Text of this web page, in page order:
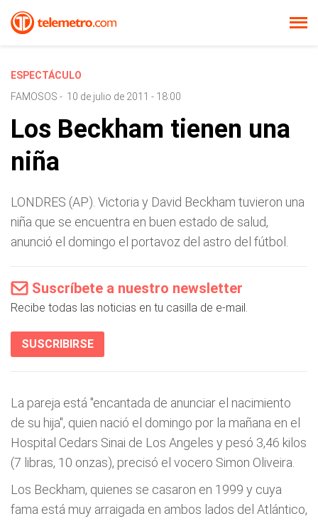
ESPECTÁCULO
FAMOSOS - 10 de julio de 2011 - 18:00
Los Beckham tienen una
niña
LONDRES (AP). Victoria y David Beckham tuvieron una
niña que se encuentra en buen estado de salud,
anunció el domingo el portavoz del astro del fútbol.
Suscríbete a nuestro newsletter
Recibe todas las noticias en tu casilla de e-mail.
SUSCRIBIRSE
La pareja está "encantada de anunciar el nacimiento
de su hija", quien nació el domingo por la mañana en el
Hospital Cedars Sinai de Los Angeles y pesó 3,46 kilos
(7 libras, 10 onzas), precisó el vocero Simon Oliveira.
Los Beckham, quienes se casaron en 1999 y cuya
fama está muy arraigada en ambos lados del Atlántico,